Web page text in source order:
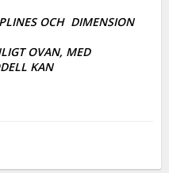
OCH  DIMENSION
OVAN, MED
KAN